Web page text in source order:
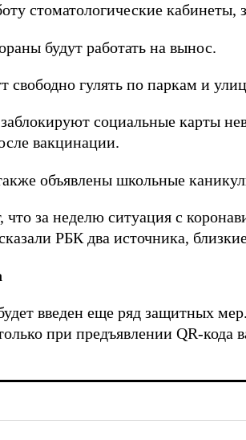
стоматологические
будут работать на вынос.
свободно гулять по паркам и
социальные карты
вакцинации.
объявлены школьные
за неделю ситуация с
РБК два источника,
введен еще ряд защитных
при предъявлении QR-